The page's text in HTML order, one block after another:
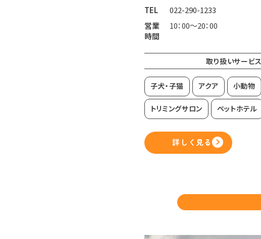
TEL
022-290-1233
営業
時間
10：00～20：00
取り扱いサービス
子犬・子猫 アクア 小動物
トリミングサロン ペットホテル
詳しく見る